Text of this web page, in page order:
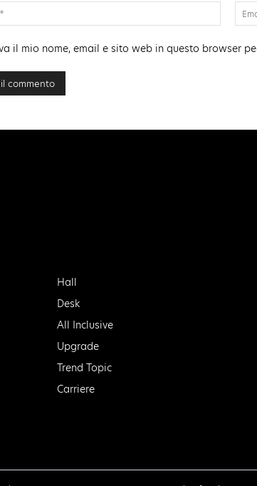
Nome:*
il mio nome, email e sito web in questo browser
Hall
Desk
All Inclusive
Upgrade
Trend Topic
Carriere